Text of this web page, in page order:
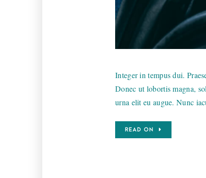
Integer in tempus dui.
Donec ut lobortis magna,
urna elit eu augue. Nunc
READ ON